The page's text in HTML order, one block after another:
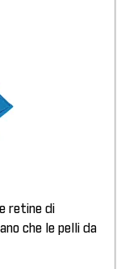
retine di
che le pelli da